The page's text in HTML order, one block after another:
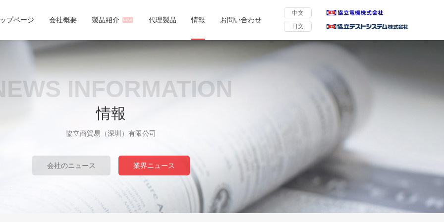
中文
日文
プページ 会社概要 製品紹介 代理製品 情報 お問い合わせ
INFORMATION
情報
協立商貿易（深圳）有限公司
会社のニュース 業界ニュース